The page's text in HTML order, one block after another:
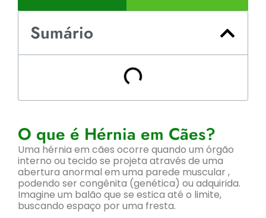
Sumário
O que é Hérnia em Cães?
Uma hérnia em cães ocorre quando um órgão
interno ou tecido se projeta através de uma
abertura anormal em uma parede muscular ,
podendo ser congênita (genética) ou adquirida.
Imagine um balão que se estica até o limite,
buscando espaço por uma fresta.